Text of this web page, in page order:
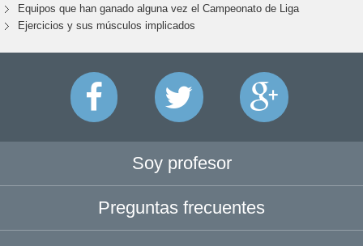
Equipos que han ganado alguna vez el Campeonato de Liga
Ejercicios y sus músculos implicados
Soy profesor
Preguntas frecuentes